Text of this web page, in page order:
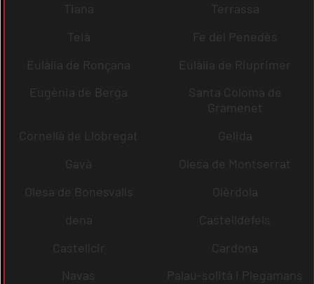
Tiana
Terrassa
Teià
Fe del Penedès
Eulàlia de Ronçana
Eulàlia de Riuprimer
Eugènia de Berga
Santa Coloma de
Gramenet
Cornellà de Llobregat
Gelida
Gavà
Olesa de Montserrat
Olesa de Bonesvalls
Olèrdola
dena
Castelldefels
Castellcir
Cardona
Navas
Palau-solità i Plegamans